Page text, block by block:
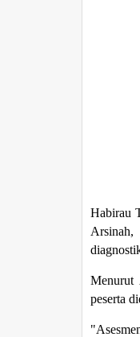
Habirau
Arsinah,
Menurut
peserta